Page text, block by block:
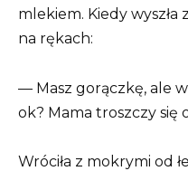
mlekiem. Kiedy wyszła
na rękach:
— Masz gorączkę, ale
ok? Mama troszczy się
Wróciła z mokrymi od